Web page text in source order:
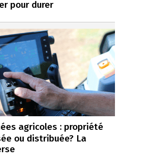
pour durer
agricoles : propriété
ou distribuée? La